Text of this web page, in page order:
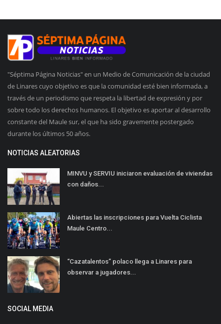
"Séptima Página Noticias" en un Medio de Comunicación de la ciudad
de Linares cuyo objetivo es que la comunidad esté bien informada, a
través de un periodismo que respeta la libertad de expresión y por
sobre todo los derechos humanos. El objetivo es aportar al desarrollo
constante del Maule sur, el que ha sido gravemente postergado
durante los últimos 50 años.
NOTICIAS ALEATORIAS
MINVU y SERVIU iniciaron evaluación de viviendas
con daños...
Abiertas las inscripciones para Vuelta Ciclista
Maule Centro...
“Cazatalentos” polaco llega a Linares para
observar a jugadores...
SOCIAL MEDIA